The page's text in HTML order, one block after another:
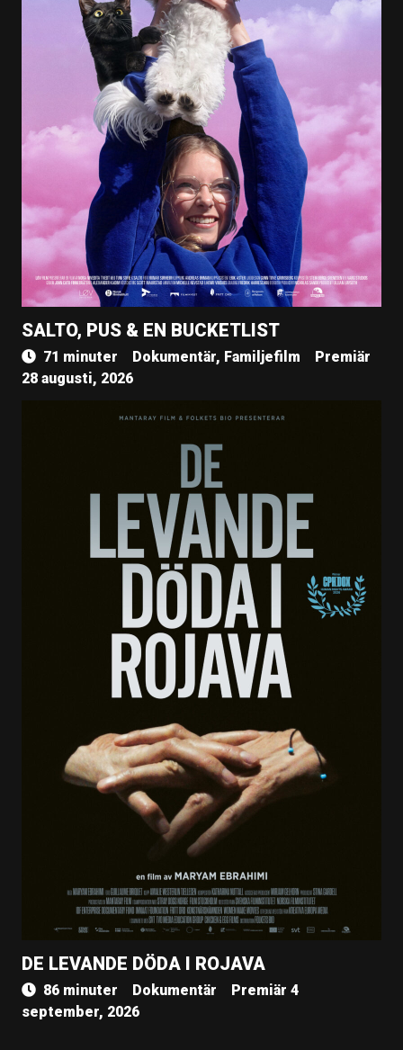
SALTO, PUS & EN BUCKETLIST
71 minuter Dokumentär, Familjefilm
Premiär
28 augusti, 2026
DE LEVANDE DÖDA I ROJAVA
86 minuter Dokumentär
Premiär 4
september, 2026